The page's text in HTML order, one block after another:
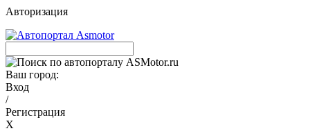
Авторизация
Ваш город:
Вход
/
Регистрация
X